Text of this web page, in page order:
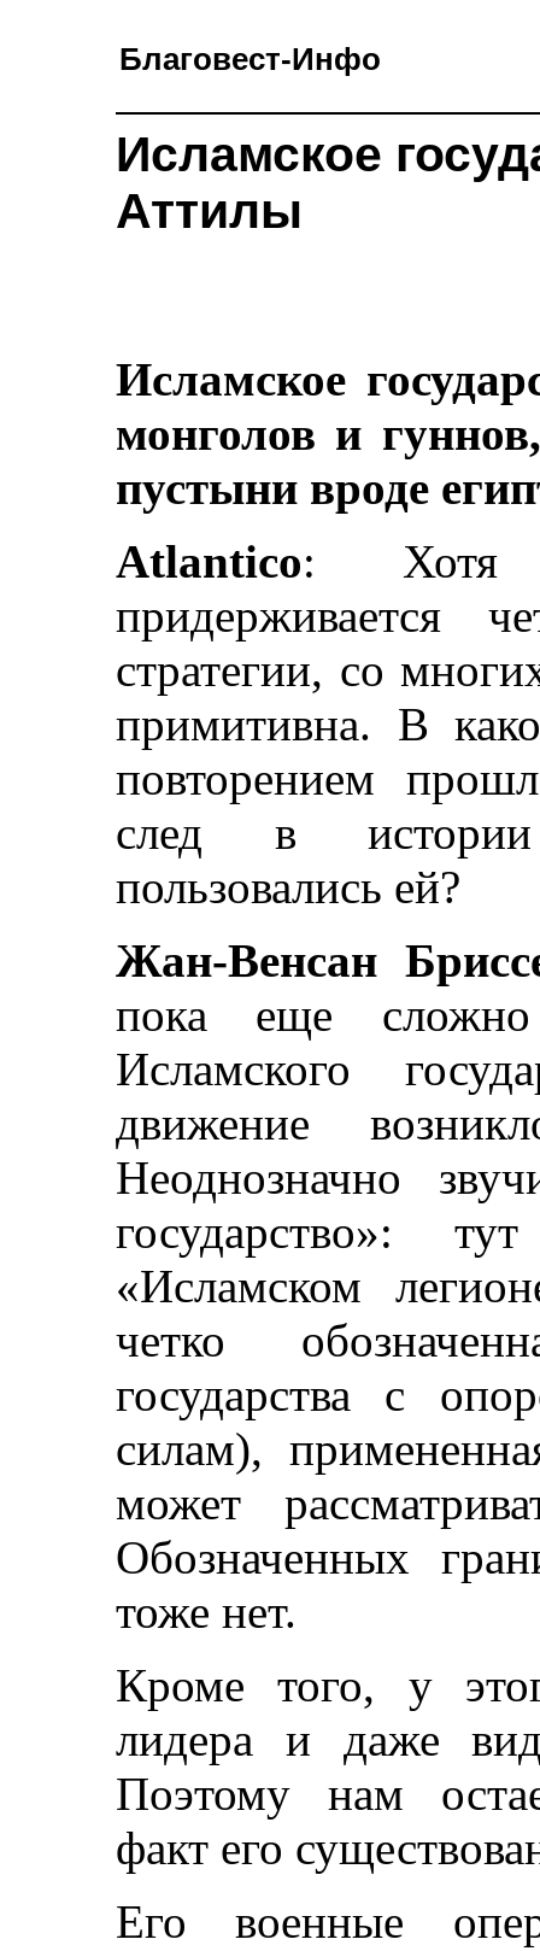
Благовест-Инфо
Исламское
Аттилы
Исламское
монголов и
пустыни вроде
Atlantico: Хотя
придерживается
стратегии, со
примитивна. В
повторением
след в истории
пользовались ей?
Жан-Венсан
пока еще сложно
Исламского
движение
Неоднозначно
государство»:
«Исламском
четко
государства с
силам),
может
Обозначенных
тоже нет.
Кроме того, у
лидера и даже
Поэтому нам
факт его
Его военные